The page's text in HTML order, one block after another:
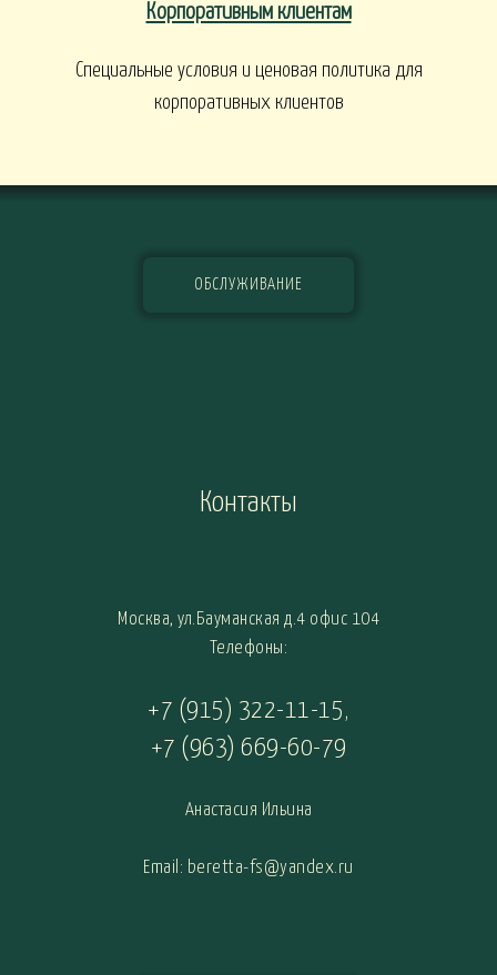
Корпоративным клиентам
Специальные условия и ценовая политика для
корпоративных клиентов
ОБСЛУЖИВАНИЕ
Контакты
Москва, ул.Бауманская д.4 офис 104
Телефоны:
+7 (915) 322-11-15,
+7 (963) 669-60-79
Анастасия Ильина
Email: beretta-fs@yandex.ru